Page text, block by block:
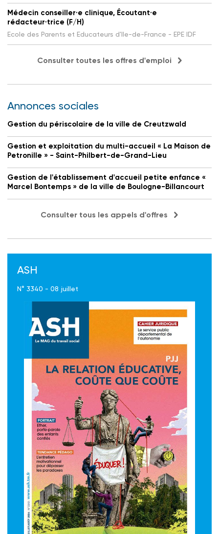
Médecin conseiller·e clinique, Écoutant·e
rédacteur·trice (F/H)
Ecole des Parents et Educateurs d'Ile-de-France - EPE IDF
Consulter toutes les offres d'emploi
Annonces sociales
Gestion du périscolaire de la ville de Creutzwald
Gestion et exploitation du multi-accueil « La Maison de
Petronille » - Saint-Philbert-de-Grand-Lieu
Gestion de l'établissement d'accueil petite enfance «
Marcel Bontemps » de la ville de Boulogne-Billancourt
Consulter tous les appels d'offres
ASH
N° 3340 - 08 juillet